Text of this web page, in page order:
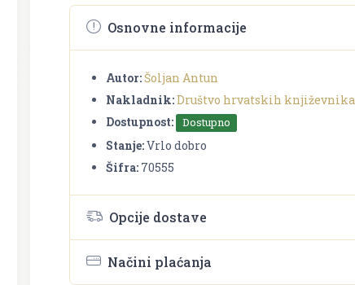
Osnovne informacije
Autor:Šoljan Antun
Nakladnik:Društvo hrvatskih književnika
Dostupnost:
Dostupno
Stanje:Vrlo dobro
Šifra: 70555
Opcije dostave
Načini plaćanja